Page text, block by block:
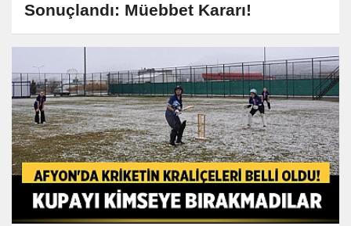
Sonuçlandı: Müebbet Kararı!